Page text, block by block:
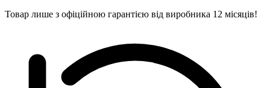
Товар лише з офіційною гарантією від виробника 12 місяців!